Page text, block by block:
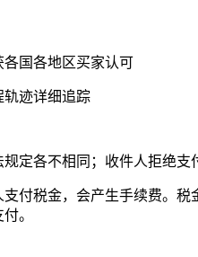
国各地区买家认可
轨迹详细追踪
定各不相同；收件人拒绝支
付税金，会产生手续费。税
。